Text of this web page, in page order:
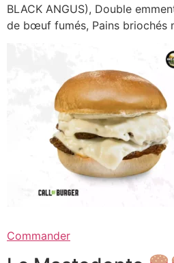
BLACK ANGUS), Double
de bœuf fumés, Pains briochés
Commander